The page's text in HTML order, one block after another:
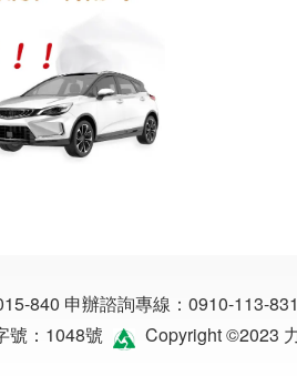
840 申辦諮詢專線： 0910-113-831
號：1048號 Copyright ©2023